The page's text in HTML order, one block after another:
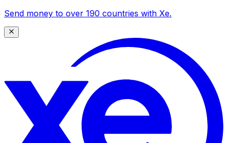
Send money to over 190 countries with Xe.